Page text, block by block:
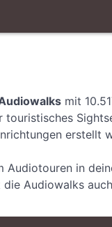
mit
erstellt
Audiotouren in
Audiowalks